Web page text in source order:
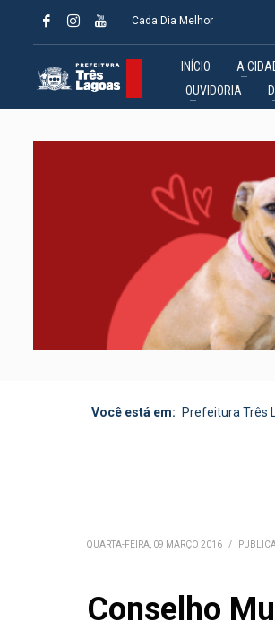
Cada Dia Melhor
INÍCIO A
OUVIDORIA
Você está em: Prefeitura Três
QUARTA-FEIRA, 09 MARÇO 2016 /
Conselho